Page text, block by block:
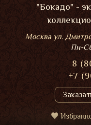
"Бокадо" -
Москва ул.
Пн-
8
+7